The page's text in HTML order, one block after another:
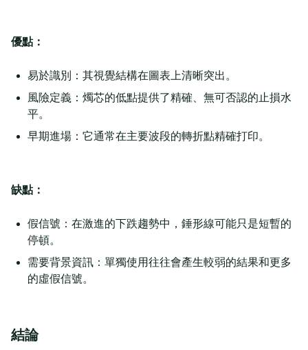
優點：
易於識別：其視覺結構在圖表上清晰突出。
風險定義：燭芯的低點提供了精確、無可否認的止損水
平。
早期進場：它通常在主要波段的轉折點精確打印。
缺點：
假信號：在激進的下跌趨勢中，錘形線可能只是短暫的
停頓。
需要背景資訊：單獨使用往往會產生較弱的結果和更多
的虛假信號。
結論